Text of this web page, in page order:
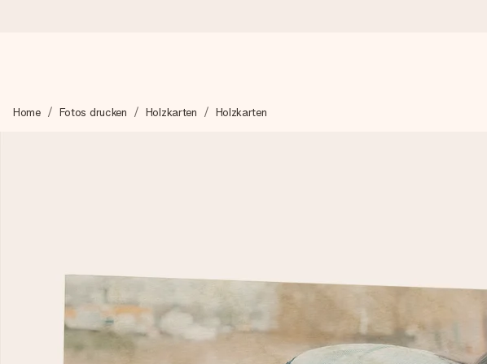
Wir bereiten dein Geschenk sorgfältig vor und schicken es blitzschnell – damit du
+49 39292 929695
Montag - Freitag : 8:30 - 17:00 Uhr
Samstag - Sonntag : 8:30 - 13:00 Uhr
Home Fotos drucken Holzkarten Holzkarten